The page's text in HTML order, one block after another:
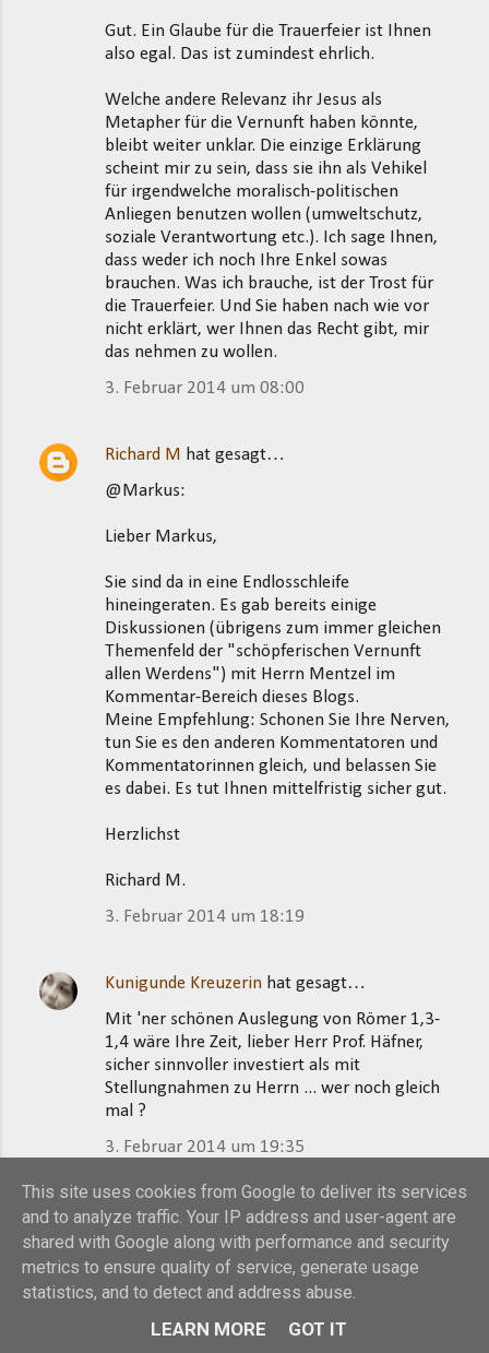
Gut. Ein Glaube für die Trauerfeier ist Ihnen
also egal. Das ist zumindest ehrlich.
Welche andere Relevanz ihr Jesus als
Metapher für die Vernunft haben könnte,
bleibt weiter unklar. Die einzige Erklärung
scheint mir zu sein, dass sie ihn als Vehikel
für irgendwelche moralisch-politischen
Anliegen benutzen wollen (umweltschutz,
soziale Verantwortung etc.). Ich sage Ihnen,
dass weder ich noch Ihre Enkel sowas
brauchen. Was ich brauche, ist der Trost für
die Trauerfeier. Und Sie haben nach wie vor
nicht erklärt, wer Ihnen das Recht gibt, mir
das nehmen zu wollen.
3. Februar 2014 um 08:00
Richard M hat gesagt…
@Markus:
Lieber Markus,
Sie sind da in eine Endlosschleife
hineingeraten. Es gab bereits einige
Diskussionen (übrigens zum immer gleichen
Themenfeld der "schöpferischen Vernunft
allen Werdens") mit Herrn Mentzel im
Kommentar-Bereich dieses Blogs.
Meine Empfehlung: Schonen Sie Ihre Nerven,
tun Sie es den anderen Kommentatoren und
Kommentatorinnen gleich, und belassen Sie
es dabei. Es tut Ihnen mittelfristig sicher gut.
Herzlichst
Richard M.
3. Februar 2014 um 18:19
Kunigunde Kreuzerin hat gesagt…
Mit 'ner schönen Auslegung von Römer 1,3-
1,4 wäre Ihre Zeit, lieber Herr Prof. Häfner,
sicher sinnvoller investiert als mit
Stellungnahmen zu Herrn ... wer noch gleich
mal ?
3. Februar 2014 um 19:35
Gerhard Mentzelhat gesagt…
@Kunigunde Kreuzerin,
nicht dass ich die Aufgabe von Prof. Häfner
übernehmen will, der dazu die Fachkunde
besitzt.
This site uses cookies from Google to deliver its services
and to analyze traffic. Your IP address and user-agent are
shared with Google along with performance and security
metrics to ensure quality of service, generate usage
statistics, and to detect and address abuse.
LEARN MORE GOT IT